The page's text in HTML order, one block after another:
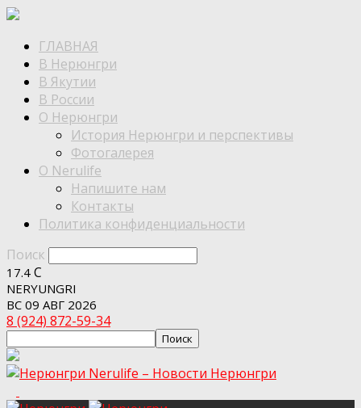
ГЛАВНАЯ
В Нерюнгри
В Якутии
В России
О Нерюнгри
История Нерюнгри и перспективы
Фотогалерея
О Nerulife
Напишите нам
Контакты
Политика конфиденциальности
Поиск
17.4 C
NERYUNGRI
ВС 09 АВГ 2026
8 (924) 872-59-34
Nerulife – Новости Нерюнгри